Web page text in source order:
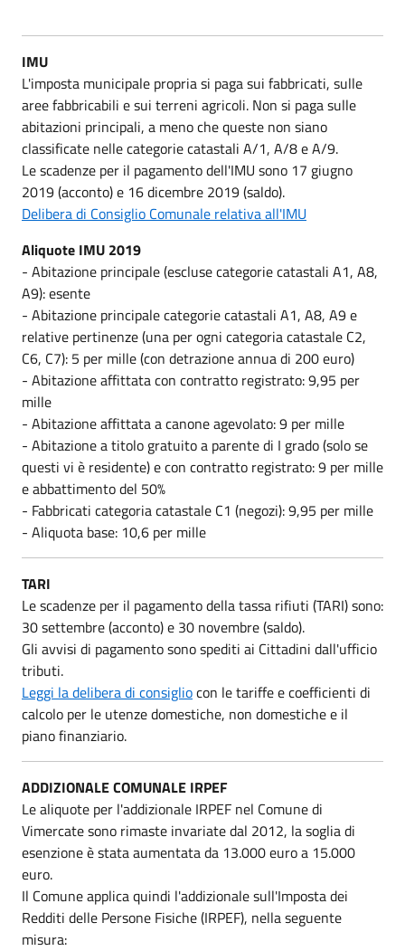
IMU
L'imposta municipale propria si paga sui fabbricati, sulle
aree fabbricabili e sui terreni agricoli. Non si paga sulle
abitazioni principali, a meno che queste non siano
classificate nelle categorie catastali A/1, A/8 e A/9.
Le scadenze per il pagamento dell'IMU sono 17 giugno
2019 (acconto) e 16 dicembre 2019 (saldo).
Delibera di Consiglio Comunale relativa all'IMU
Aliquote IMU 2019
- Abitazione principale (escluse categorie catastali A1, A8,
A9): esente
- Abitazione principale categorie catastali A1, A8, A9 e
relative pertinenze (una per ogni categoria catastale C2,
C6, C7): 5 per mille (con detrazione annua di 200 euro)
- Abitazione affittata con contratto registrato: 9,95 per
mille
- Abitazione affittata a canone agevolato: 9 per mille
- Abitazione a titolo gratuito a parente di I grado (solo se
questi vi è residente) e con contratto registrato: 9 per mille
e abbattimento del 50%
- Fabbricati categoria catastale C1 (negozi): 9,95 per mille
- Aliquota base: 10,6 per mille
TARI
Le scadenze per il pagamento della tassa rifiuti (TARI) sono:
30 settembre (acconto) e 30 novembre (saldo).
Gli avvisi di pagamento sono spediti ai Cittadini dall'ufficio
tributi.
Leggi la delibera di consigliocon le tariffe e coefficienti di
calcolo per le utenze domestiche, non domestiche e il
piano finanziario.
ADDIZIONALE COMUNALE IRPEF
Le aliquote per l'addizionale IRPEF nel Comune di
Vimercate sono rimaste invariate dal 2012, la soglia di
esenzione è stata aumentata da 13.000 euro a 15.000
euro.
Il Comune applica quindi l'addizionale sull'Imposta dei
Redditi delle Persone Fisiche (IRPEF), nella seguente
misura: